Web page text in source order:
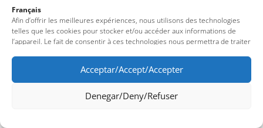
Français
Afin d’offrir les meilleures expériences, nous utilisons des technologies
telles que les cookies pour stocker et/ou accéder aux informations de
l’appareil. Le fait de consentir à ces technologies nous permettra de traiter
uniques sur ce site. Le fait de ne pas consentir ou de retirer son
consentement peut avoir un effet négatif sur certaines fonctionnalités et
caractéristiques du site.
Acceptar/Accept/Accepter
Denegar/Deny/Refuser